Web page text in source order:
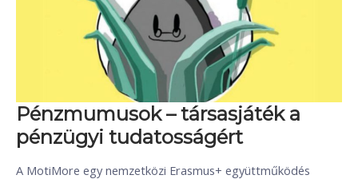
Pénzmumusok – társasjáték a
pénzügyi tudatosságért
A MotiMore egy nemzetközi Erasmus+ együttműködés